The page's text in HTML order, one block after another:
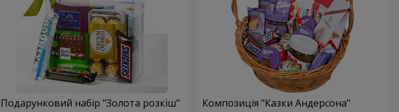
Подарунковий набір "Золота розкіш" Композиція "Казки Андерсона"